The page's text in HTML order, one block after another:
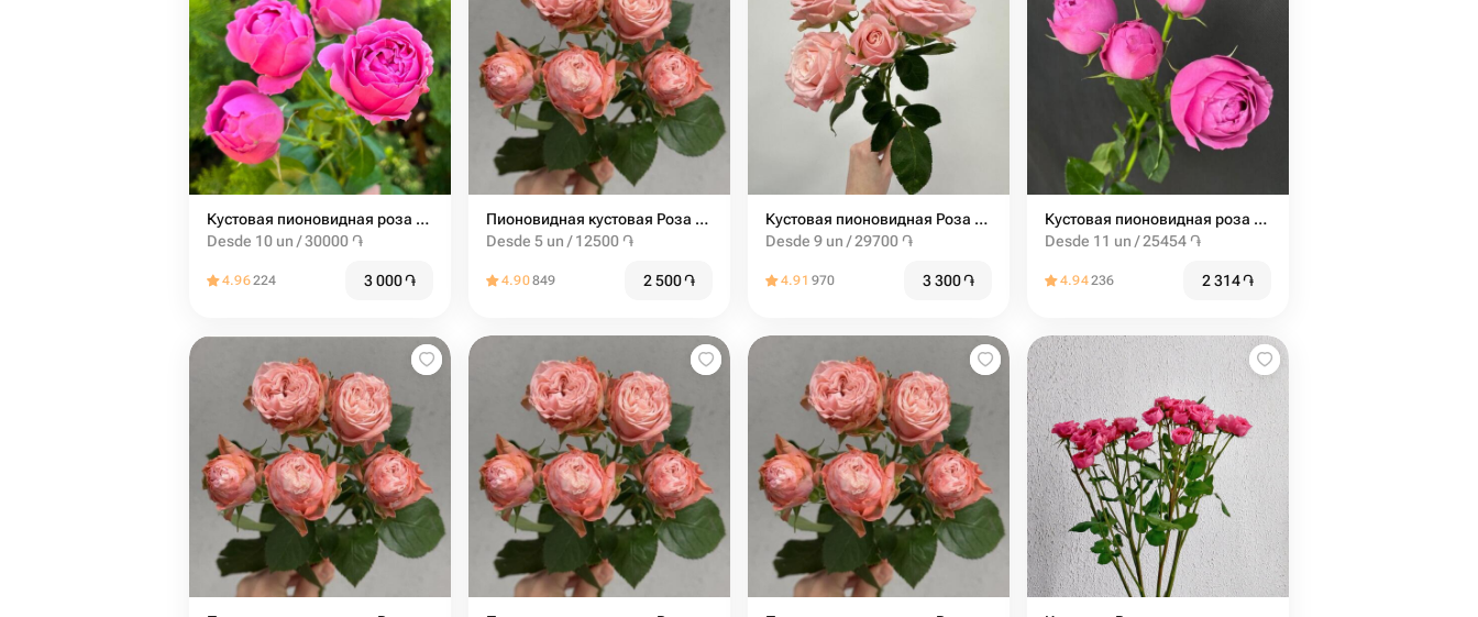
Кустовая пионовидная роза misty bubbles
Desde 10 un / 30000 ֏
4.96224 3 000֏
Пионовидная кустовая Роза Madam Bombastic штучно
Desde 5 un / 12500 ֏
4.90849 2 500֏
Кустовая пионовидная Роза мадам бомбастик от 9шт
Desde 9 un / 29700 ֏
4.91 970 3 300֏
Кустовая пионовидная роза мисти баблс 60см
Desde 11 un / 25454 ֏
4.94236 2 314֏